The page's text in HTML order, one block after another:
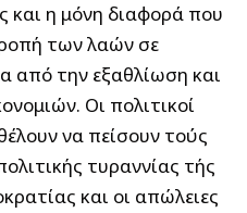
και η μόνη διαφορά που
των λαών σε
από την εξαθλίωση και
Οι πολιτικοί
να πείσουν τούς
τυραννίας τής
και οι απώλειες